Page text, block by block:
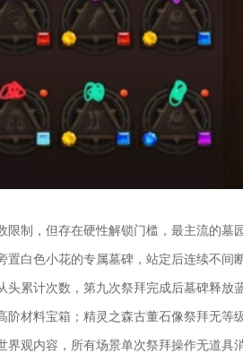
制，但存在硬性解锁门槛，最主流的墓
白色小花的专属墓碑，站定后连续不间
累计次数，第九次祭拜完成后墓碑释放
材料宝箱；精灵之森古董石像祭拜无等
观内容，所有场景单次祭拜操作无道具